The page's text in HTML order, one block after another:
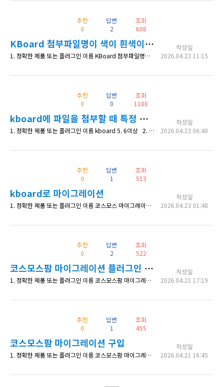
추천
0
답변
2
조회
608
KBoard 첨부파일명이 색이 흰색이라 안 보여요.
1. 정확한 제품 또는 플러그인 이름 KBoard 첨부파일명이 색이 흰색이라 안 보여요. 2. 상세 내용 워드프레스에 kboard를 설치했는데 워드프레스 테마와 kboard 색상이 비슷해서 그런지 첨부파일이 있는데 파일명의 글자색이 흰색이라 제대로 보이지 않아요. 어떻게 하는 게 좋을까요? 3. 확인 가능한 상세 페이지 주소 초등교육마을5 4. 수정한 코드 내역 (있다면)
작성일
2026.04.23 11:15
추천
0
답변
0
조회
1180
kboard에 파일을 첨부할 때 특정 파일이 첨부되지 않아요.
1. 정확한 제품 또는 플러그인 이름 kboard 5. 6이상 2. 상세 내용 kboard 첨부파일에 특정 파일이 첨부되지 않아요. 예를 들어 *.hwpx *등 이런 파일도 첨부가 되게 하려면 어떤 메뉴에서 수정해야 하나요? 게시판 목목 및 관리의 기본설정, 권한설정, 입력필드...... 어떤 탭을 확인해도 AI가 알려 주는 아래 메뉴는 없어도. 워드프레스 관리자 → KBoard → 게시판 목록 → 해당 게시판
작성일
2026.04.23 06:40
추천
0
답변
1
조회
513
kboard로 마이그레이션
1. 정확한 제품 또는 플러그인 이름 코스모스 마이그레이션 도구 사용 시 2. 상세 내용 아래처럼 xe파일 2개를 정확하게 넣어도 /html/wp-content/uploads/xe_attach/binaries /html/wp-content/uploads/xe_attach/images kboard에 마이그레이션을 하고 DB의 `wp_kboard_board_attached`을 확인해 보면 중간에 /attach/가 자동으
작성일
2026.04.23 01:48
추천
0
답변
2
조회
522
코스모스팜 마이그레이션 플러그인 설치
1. 정확한 제품 또는 플러그인 이름 코스모스팜 마이그레이션 플러그인 설치 2. 상세 내용 마이그레이션 플러그인을 설치한 경우 워드프레스 관리자 페이지 > 마이그레이션 > XpressEngine > 워드프레스 사용자 탭이 보여야 하는데 이 탭이 안 보여서 작업을 할 수 없습니다. 플러그인은 제대로 활성화 되었다고 나오는데 왜 이 내용이 안 보일까요? 3. 확인 가능한 상세 페이지 주소
작성일
2026.04.21 17:19
추천
0
답변
1
조회
455
코스모스팜 마이그레이션 구입
1. 정확한 제품 또는 플러그인 이름 코스모스팜 마이그레이션 구입을 했습니다. 2. 상세 내용 xe->워드프레스로 이전하려고 하는데 자세한 안내 문서가 어디 있을까요? 마이그레이션 파일은 어디에 어떻게 올리고, 시작 파일은 무엇이고... 비용을 지불하고 구입했는데 자세한 설명이 너무 부족합니다. 3. 확인 가능한 상세 페이지 주소 4. 수정한 코드 내역 (있다면)
작성일
2026.04.21 16:45